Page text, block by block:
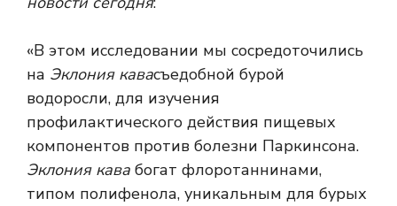
«В этом исследовании мы сосредоточились
на Эклония кавасъедобной бурой
водоросли, для изучения
профилактического действия пищевых
компонентов против болезни Паркинсона.
Эклония кава богат флоротаннинами,
типом полифенола, уникальным для бурых